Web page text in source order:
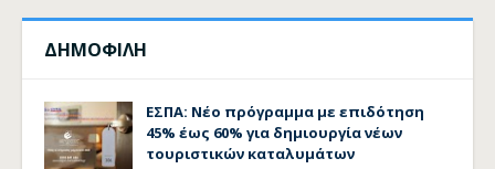
ΔΗΜΟΦΙΛΗ
ΕΣΠΑ: Νέο πρόγραμμα με επιδότηση
45% έως 60% για δημιουργία νέων
τουριστικών καταλυμάτων